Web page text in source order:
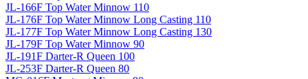
JL-166F Top Water Minnow 110
JL-176F Top Water Minnow Long Casting 110
JL-177F Top Water Minnow Long Casting 130
JL-179F Top Water Minnow 90
JL-191F Darter-R Queen 100
JL-253F Darter-R Queen 80